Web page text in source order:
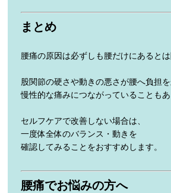
まとめ
腰痛の原因は必ずしも腰だけにあるとは
股関節の硬さや動きの悪さが腰へ負担
慢性的な痛みにつながっていることもあ
セルフケアで改善しない場合は、
一度体全体のバランス・動きを
確認してみることをおすすめします。
腰痛でお悩みの方へ